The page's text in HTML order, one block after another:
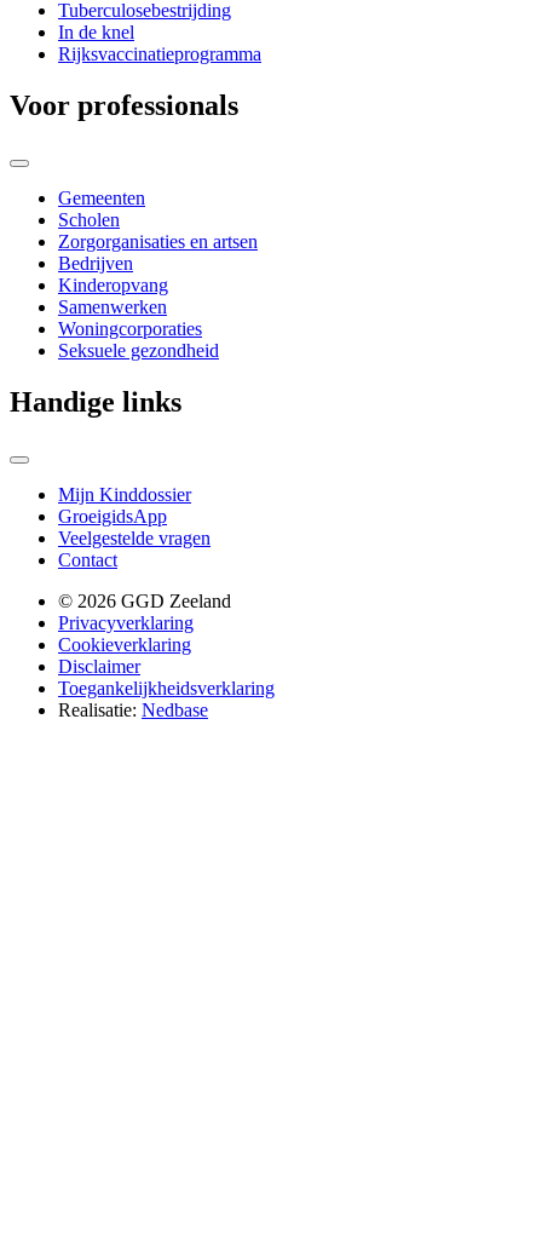
Tuberculosebestrijding
In de knel
Rijksvaccinatieprogramma
Voor professionals
Gemeenten
Scholen
Zorgorganisaties en artsen
Bedrijven
Kinderopvang
Samenwerken
Woningcorporaties
Seksuele gezondheid
Handige links
Mijn Kinddossier
GroeigidsApp
Veelgestelde vragen
Contact
© 2026 GGD Zeeland
Privacyverklaring
Cookieverklaring
Disclaimer
Toegankelijkheidsverklaring
Realisatie: Nedbase